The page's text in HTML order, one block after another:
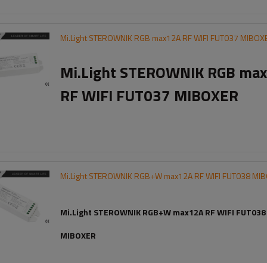
Mi.Light STEROWNIK RGB max12A RF WIFI FUT037
Mi.Light STEROWNIK RGB
RF WIFI FUT037 MIBOXER
Mi.Light STEROWNIK RGB+W max12A RF WIFI FUT038
Mi.Light STEROWNIK RGB+W max12A RF WIFI FUT038
MIBOXER